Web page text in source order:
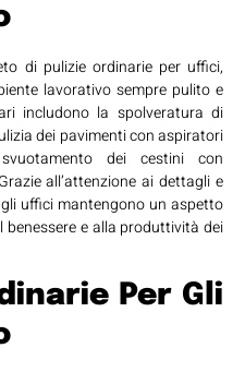
di pulizie ordinarie per uffici,
lavorativo sempre pulito e
includono la spolveratura di
dei pavimenti con aspiratori
dei cestini con
all’attenzione ai dettagli e
uffici mantengono un aspetto
e alla produttività dei
Per Gli